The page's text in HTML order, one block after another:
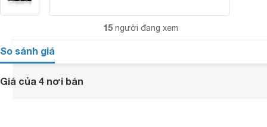
15 người đang xem
So sánh giá
Giá của 4 nơi bán